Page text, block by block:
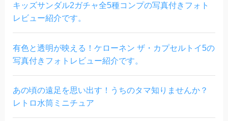
キッズサンダル2ガチャ全5種コンプの写真付きフォト
レビュー紹介です。
有色と透明が映える！ケローネン ザ・カプセルトイ5の
写真付きフォトレビュー紹介です。
あの頃の遠足を思い出す！うちのタマ知りませんか？
レトロ水筒ミニチュア